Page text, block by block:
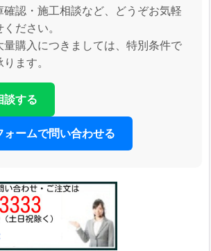
確認・施工相談など、どうぞお気軽
ださい。
量購入につきましては、特別条件で
ます。
談する
ームで問い合わせる